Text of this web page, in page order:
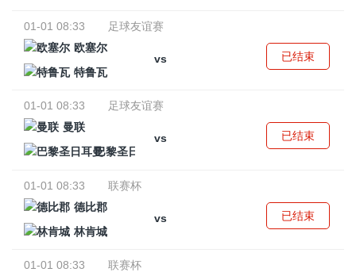
01-01 08:33
足球友谊赛
欧塞尔
vs
特鲁瓦
已结束
01-01 08:33
足球友谊赛
曼联
vs
巴黎圣日耳曼
已结束
01-01 08:33
联赛杯
德比郡
vs
林肯城
已结束
01-01 08:33
联赛杯